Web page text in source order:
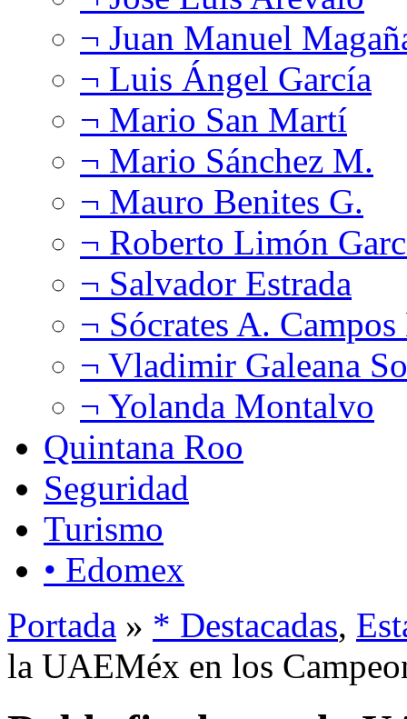
¬ Juan Manuel
¬ Luis Ángel García
¬ Mario San Martí
¬ Mario Sánchez M.
¬ Mauro Benites G.
¬ Roberto Limón
¬ Salvador Estrada
¬ Sócrates A.
¬ Vladimir Galeana
¬ Yolanda Montalvo
Quintana Roo
Seguridad
Turismo
• Edomex
Portada » * Destacadas,
la UAEMéx en los